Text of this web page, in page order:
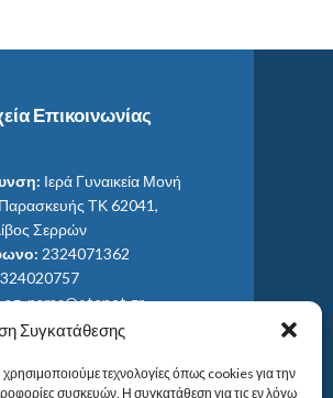
Συγκατάθεσης
τεχνολογίες όπως cookies για την
συσκευών. Η συγκατάθεση για τις εν λόγω
Επικοινωνίας
Ιερά Γυναικεία Μονή
ΤΚ 62041,
Σερρών
2324071362
ag_paras@otenet.gr
info@im-agparaskevis.gr
έως και δύση του ηλίου.